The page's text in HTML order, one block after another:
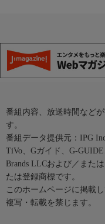
番組内容、放送時間など
す。
番組データ提供元：IPG
TiVo、Gガイド、G-
Brands LLCおよび／また
たは登録商標です。
このホームページに掲載
複写・転載を禁じます。